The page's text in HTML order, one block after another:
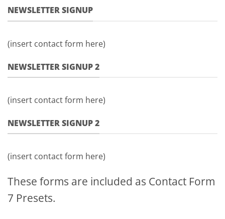
NEWSLETTER SIGNUP
(insert contact form here)
NEWSLETTER SIGNUP 2
(insert contact form here)
NEWSLETTER SIGNUP 2
(insert contact form here)
These forms are included as Contact Form
7 Presets.